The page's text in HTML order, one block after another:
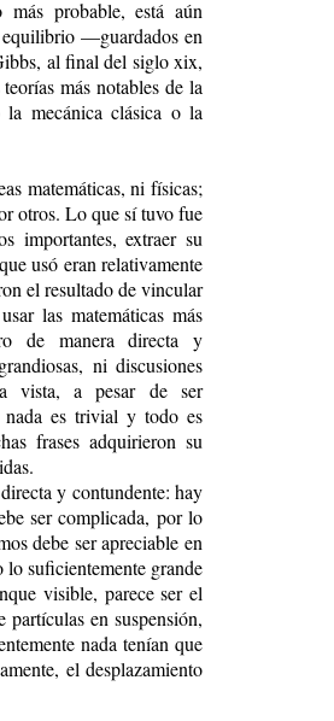
más probable, está aún
equilibrio —guardados en
al final del siglo xix,
más notables de la
mecánica clásica o la
matemáticas, ni físicas;
otros. Lo que sí tuvo fue
importantes, extraer su
usó eran relativamente
el resultado de vincular
las matemáticas más
de manera directa y
ni discusiones
vista, a pesar de ser
nada es trivial y todo es
frases adquirieron su
y contundente: hay
ser complicada, por lo
debe ser apreciable en
lo suficientemente grande
visible, parece ser el
partículas en suspensión,
nada tenían que
el desplazamiento